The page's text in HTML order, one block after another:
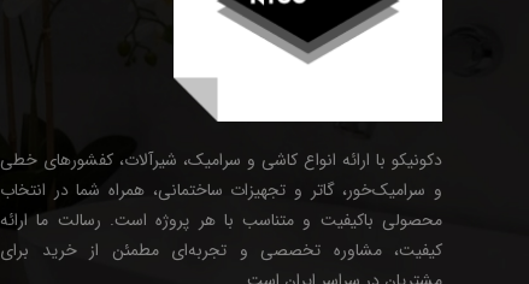
دکونیکو با ارائه انواع کاشی و سرامیک، شیرآلات، کفشورهای خطی
و سرامیک‌خور، گاتر و تجهیزات ساختمانی، همراه شما در انتخاب
محصولی باکیفیت و متناسب با هر پروژه است. رسالت ما ارائه
کیفیت، مشاوره تخصصی و تجربه‌ای مطمئن از خرید برای